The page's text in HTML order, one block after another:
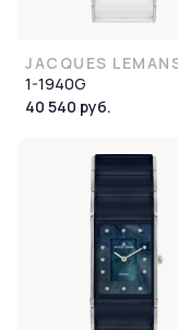
JACQUES
1-1940G
40 540 руб.